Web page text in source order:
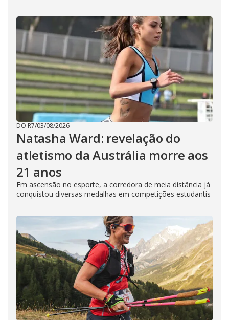
DO R7/03/08/2026
Natasha Ward: revelação do
atletismo da Austrália morre aos
21 anos
Em ascensão no esporte, a corredora de meia distância já
conquistou diversas medalhas em competições estudantis